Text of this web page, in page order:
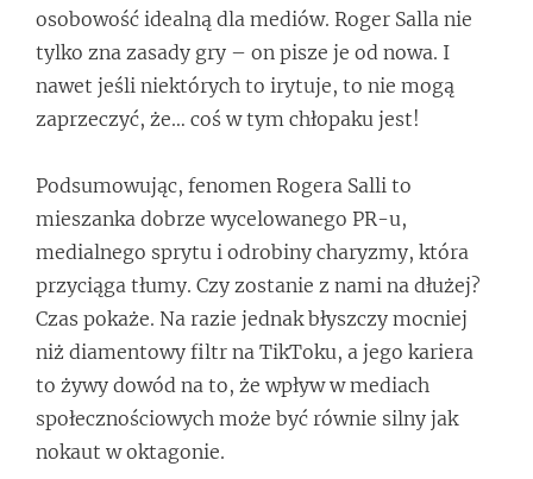
osobowość idealną dla mediów. Roger Salla nie
tylko zna zasady gry – on pisze je od nowa. I
nawet jeśli niektórych to irytuje, to nie mogą
zaprzeczyć, że… coś w tym chłopaku jest!
Podsumowując, fenomen Rogera Salli to
mieszanka dobrze wycelowanego PR-u,
medialnego sprytu i odrobiny charyzmy, która
przyciąga tłumy. Czy zostanie z nami na dłużej?
Czas pokaże. Na razie jednak błyszczy mocniej
niż diamentowy filtr na TikToku, a jego kariera
to żywy dowód na to, że wpływ w mediach
społecznościowych może być równie silny jak
nokaut w oktagonie.